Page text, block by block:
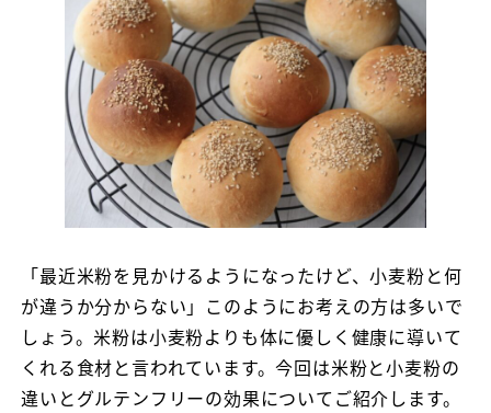
「最近米粉を見かけるようになったけど、小麦粉と何
が違うか分からない」このようにお考えの方は多いで
しょう。米粉は小麦粉よりも体に優しく健康に導いて
くれる食材と言われています。今回は米粉と小麦粉の
違いとグルテンフリーの効果についてご紹介します。